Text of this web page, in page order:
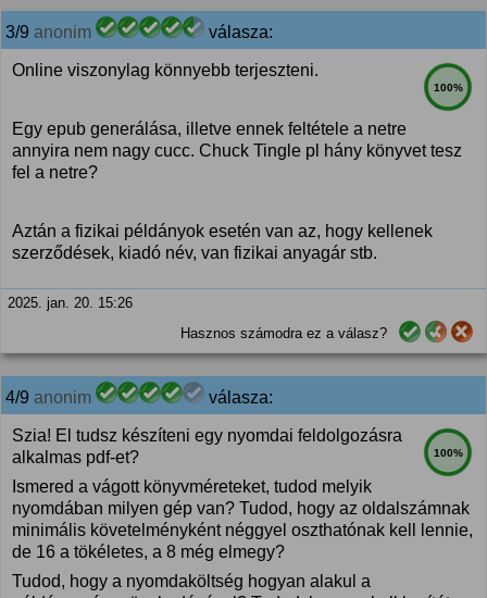
3/9 anonim válasza:
100%
Online viszonylag könnyebb terjeszteni.
Egy epub generálása, illetve ennek feltétele a netre
annyira nem nagy cucc. Chuck Tingle pl hány könyvet tesz
fel a netre?
Aztán a fizikai példányok esetén van az, hogy kellenek
szerződések, kiadó név, van fizikai anyagár stb.
2025. jan. 20. 15:26
Hasznos számodra ez a válasz?
4/9 anonim válasza:
100%
Szia! El tudsz készíteni egy nyomdai feldolgozásra
alkalmas pdf-et?
Ismered a vágott könyvméreteket, tudod melyik
nyomdában milyen gép van? Tudod, hogy az oldalszámnak
minimális követelményként néggyel oszthatónak kell lennie,
de 16 a tökéletes, a 8 még elmegy?
Tudod, hogy a nyomdaköltség hogyan alakul a